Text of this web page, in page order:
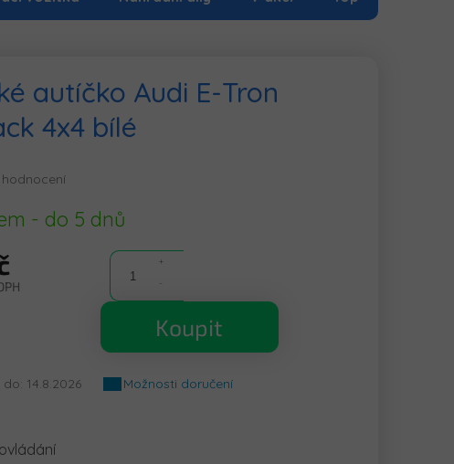
autíčko Audi E-Tron
4x4 bílé
- do 5 dnů
Koupit
do: 14.8.2026 Možnosti doručení